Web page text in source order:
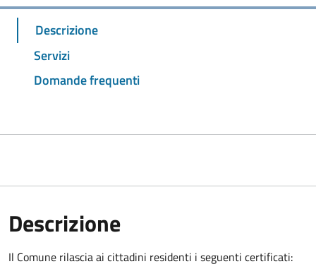
Descrizione
Servizi
Domande frequenti
Descrizione
Il Comune rilascia ai cittadini residenti i seguenti certificati: